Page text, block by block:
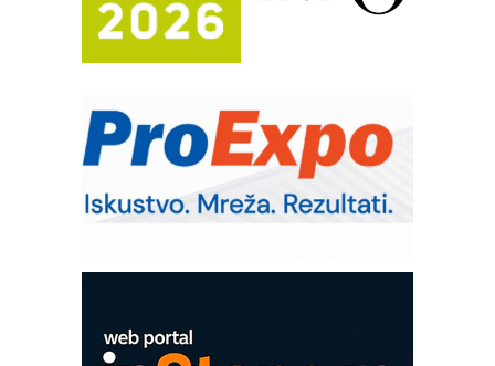
Potpuna efikasnost bez složenih
sistema
Trajna oznaka kao dugoročna korist
IB BLUMENAUER - više od 40 godina
poverenja u industriji
RMQ-TITAN ADVANCED INDICATOR
– Pametna signalizacija za efikasnije
upravljanje mašinama
era CNC merenja
Proizvodnja iC7 Hybrid 1500 VDC
mrežnog pretvarača sa tečnim